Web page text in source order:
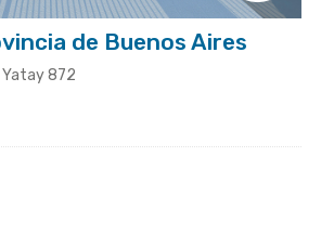
de Buenos Aires
872